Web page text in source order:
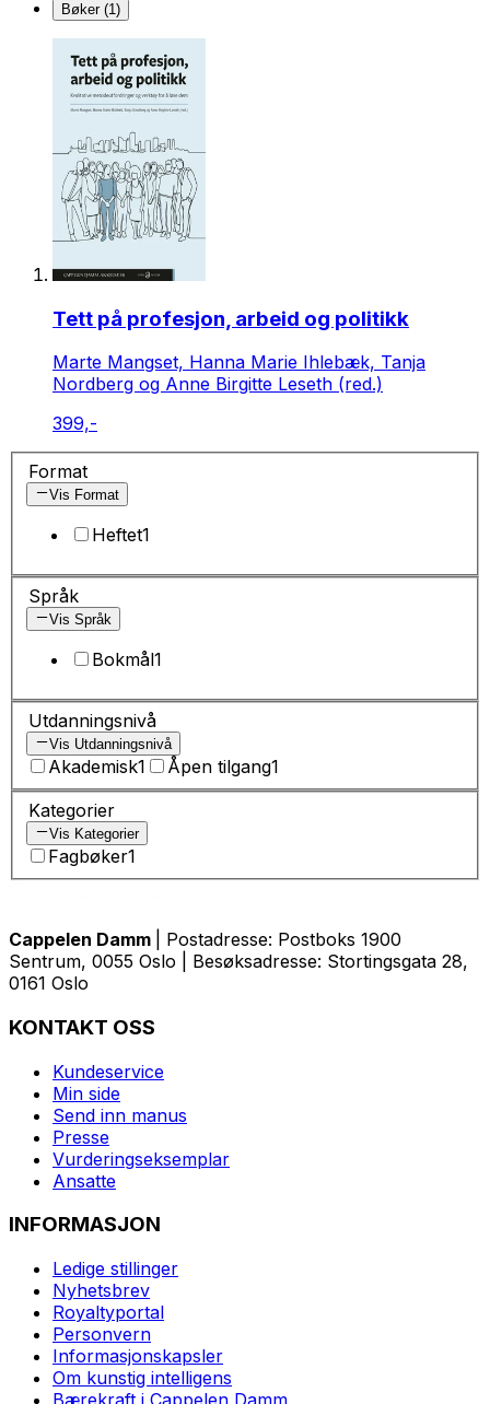
Bøker (1)
Tett på profesjon, arbeid og politikk
Marte Mangset, Hanna Marie Ihlebæk, Tanja
Nordberg og Anne Birgitte Leseth (red.)
399,-
Format
Vis Format
Heftet1
Språk
Vis Språk
Bokmål1
Utdanningsnivå
Vis Utdanningsnivå
Akademisk1 Åpen tilgang1
Kategorier
Vis Kategorier
Fagbøker1
Cappelen Damm
| Postadresse: Postboks 1900
Sentrum, 0055 Oslo | Besøksadresse: Stortingsgata 28,
0161 Oslo
KONTAKT OSS
Kundeservice
Min side
Send inn manus
Presse
Vurderingseksemplar
Ansatte
INFORMASJON
Ledige stillinger
Nyhetsbrev
Royaltyportal
Personvern
Informasjonskapsler
Om kunstig intelligens